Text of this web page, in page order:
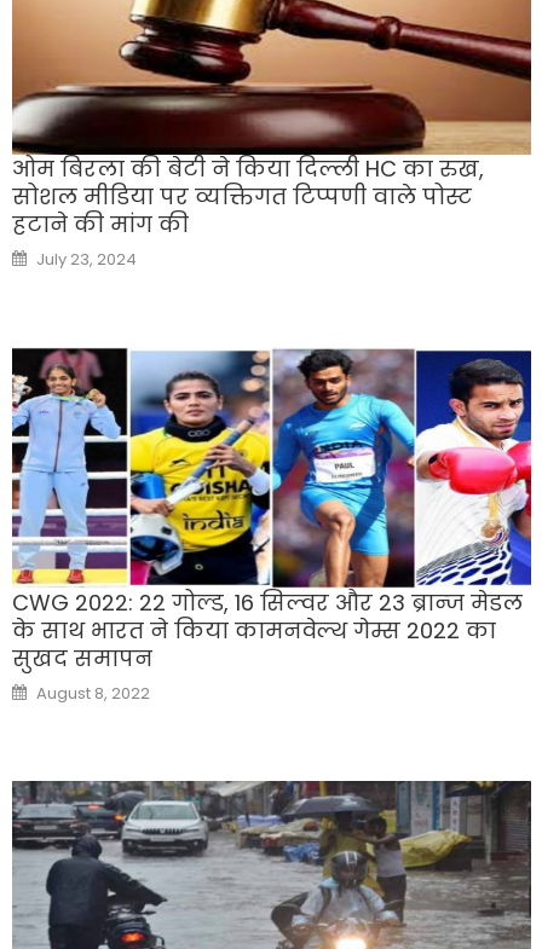
ओम बिरला की बेटी ने किया दिल्ली HC का रुख,
सोशल मीडिया पर व्यक्तिगत टिप्पणी वाले पोस्ट
हटाने की मांग की
Posted
on
July 23, 2024
CWG 2022: 22 गोल्ड, 16 सिल्वर और 23 ब्रान्ज मेडल
के साथ भारत ने किया कामनवेल्थ गेम्स 2022 का
सुखद समापन
Posted
on
August 8, 2022